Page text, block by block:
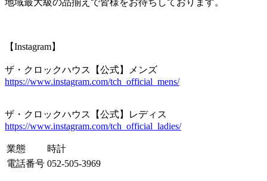
【Instagram】
ザ・クロックハウス【公式】メンズ
https://www.instagram.com/tch_official_mens/
ザ・クロックハウス【公式】レディス
https://www.instagram.com/tch_official_ladies/
業態
時計
電話番号 052-505-3969